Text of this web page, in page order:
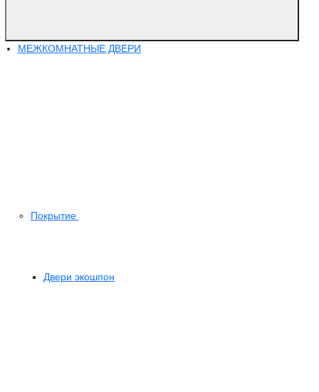
МЕЖКОМНАТНЫЕ ДВЕРИ
Покрытие
Двери экошпон